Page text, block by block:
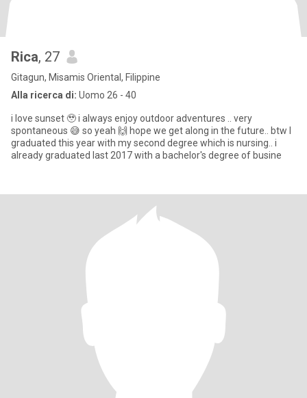
Rica, 27
Gitagun, Misamis Oriental, Filippine
Alla ricerca di: Uomo 26 - 40
i love sunset 🥹 i always enjoy outdoor adventures .. very
spontaneous 😅 so yeah 🙌 hope we get along in the future.. btw I
graduated this year with my second degree which is nursing.. i
already graduated last 2017 with a bachelor's degree of busine